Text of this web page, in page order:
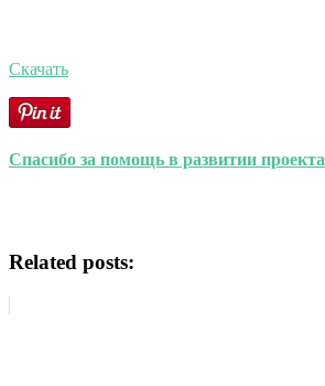
Скачать
Спасибо за помощь в развитии проекта
Related posts: